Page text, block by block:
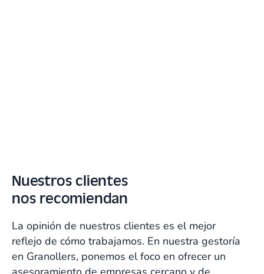
“Talenom nos permite centrarnos
en nuestro negocio sabiendo que
contínuo están cubiertos.”
Ramón Sánchez
Co-fundador de Middö Reformas
Nuestros clientes
nos recomiendan
La opinión de nuestros clientes es el mejor
reflejo de cómo trabajamos. En nuestra gestoría
en Granollers, ponemos el foco en ofrecer un